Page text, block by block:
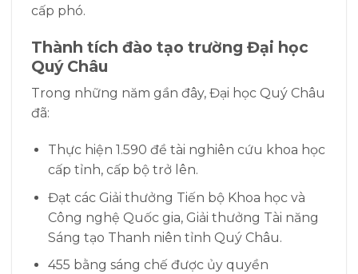
cấp phó.
Thành tích đào tạo trường Đại học
Quý Châu
Trong những năm gần đây, Đại học Quý Châu
đã:
Thực hiện 1.590 đề tài nghiên cứu khoa học
cấp tỉnh, cấp bộ trở lên.
Đạt các Giải thưởng Tiến bộ Khoa học và
Công nghệ Quốc gia, Giải thưởng Tài năng
Sáng tạo Thanh niên tỉnh Quý Châu.
455 bằng sáng chế được ủy quyền